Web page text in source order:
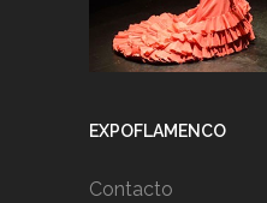
EXPOFLAMENCO
Contacto